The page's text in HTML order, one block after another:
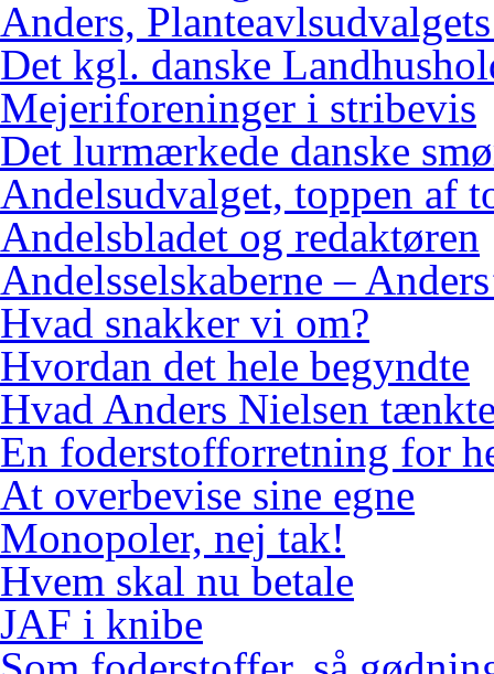
Anders,
Det kgl. danske
Mejeriforeninger i stribevis
Det lurmærkede danske
Andelsudvalget, toppen af
Andelsbladet og redaktøren
Andelsselskaberne –
Hvad snakker vi om?
Hvordan det hele begyndte
Hvad Anders Nielsen
En foderstofforretning for
At overbevise sine egne
Monopoler, nej tak!
Hvem skal nu betale
JAF i knibe